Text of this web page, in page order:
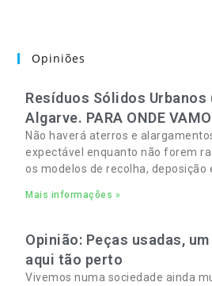
Opiniões
Resíduos Sólidos Urbanos
Algarve. PARA ONDE
Não haverá aterros e
expectável enquanto não forem
os modelos de recolha,
Mais informações »
Opinião: Peças usadas,
aqui tão perto
Vivemos numa sociedade ainda